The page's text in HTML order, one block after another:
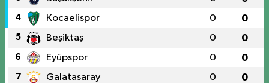
4 Kocaelispor 0 0
5 Beşiktaş 0 0
6 Eyüpspor 0 0
7 Galatasaray 0 0